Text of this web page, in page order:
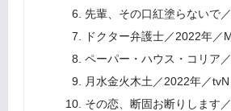
先輩、その口紅塗らないで
ドクター弁護士／2022年／
ペーパー・ハウス・コリア
月水金火木土／2022年／tvN
その恋、断固お断りします